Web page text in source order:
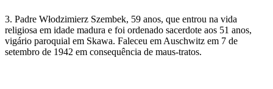
3. Padre Włodzimierz Szembek, 59 anos, que entrou na vida
religiosa em idade madura e foi ordenado sacerdote aos 51 anos,
vigário paroquial em Skawa. Faleceu em Auschwitz em 7 de
setembro de 1942 em consequência de maus-tratos.